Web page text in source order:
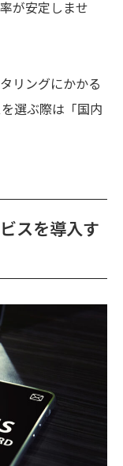
が安定しませ
リングにかかる
選ぶ際は「国内
スを導入す